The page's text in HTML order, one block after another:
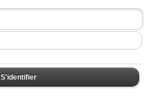
S'identifier